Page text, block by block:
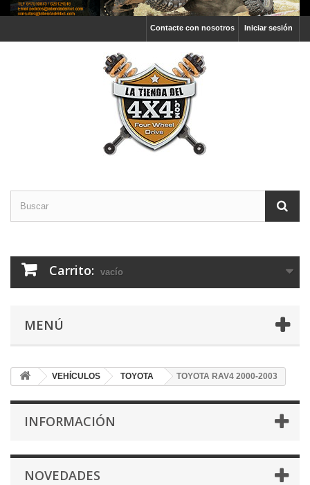
Iniciar sesión
Contacte con nosotros
Carrito: vacío
MENÚ
VEHÍCULOS TOYOTA TOYOTA RAV4 2000-2003
INFORMACIÓN
NOVEDADES